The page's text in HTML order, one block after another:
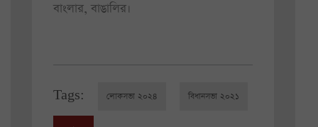
বাংলার, বাঙালির।
Tags: লোকসভা ২০২৪ বিধানসভা ২০২১